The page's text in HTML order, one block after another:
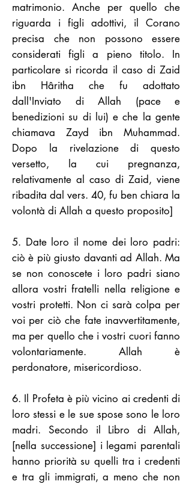
matrimonio. Anche per quello che
riguarda i figli adottivi, il Corano
precisa che non possono essere
considerati figli a pieno titolo. In
particolare si ricorda il caso di Zaid
ibn Hâritha che fu adottato
dall'Inviato di Allah (pace e
benedizioni su di lui) e che la gente
chiamava Zayd ibn Muhammad.
Dopo la rivelazione di questo
versetto, la cui pregnanza,
relativamente al caso di Zaid, viene
ribadita dal vers. 40, fu ben chiara la
volontà di Allah a questo proposito]
5. Date loro il nome dei loro padri:
ciò è più giusto davanti ad Allah. Ma
se non conoscete i loro padri siano
allora vostri fratelli nella religione e
vostri protetti. Non ci sarà colpa per
voi per ciò che fate inavvertitamente,
ma per quello che i vostri cuori fanno
volontariamente. Allah è
perdonatore, misericordioso.
6. Il Profeta è più vicino ai credenti di
loro stessi e le sue spose sono le loro
madri. Secondo il Libro di Allah,
[nella successione] i legami parentali
hanno priorità su quelli tra i credenti
e tra gli immigrati, a meno che non